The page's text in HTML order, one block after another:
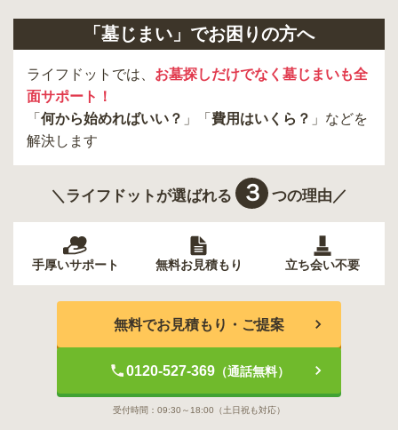
「墓じまい」でお困りの方へ
ライフドットでは、 お墓探しだけでなく墓じまいも全
面サポート！
「 何から始めればいい？ 」「 費用はいくら？ 」などを
解決します
＼ライフドットが選ばれる ３ つの理由／
手厚いサポート 無料お見積もり 立ち会い不要
無料でお見積もり・ご提案
0120-527-369（通話無料）
受付時間： 09:30～18:00 （土日祝も対応）